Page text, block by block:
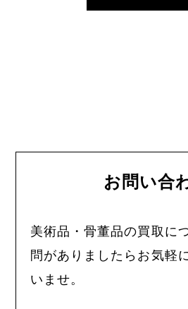
お問い合
美術品・骨董品の買取に
問がありましたらお気軽
いませ。